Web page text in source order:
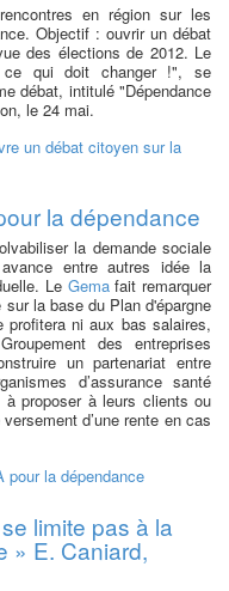
en région sur les
Objectif : ouvrir un débat
des élections de 2012. Le
ce qui doit changer !", se
débat, intitulé "Dépendance
le 24 mai.
un débat citoyen sur la
la dépendance
la demande sociale
entre autres idée la
Le Gemafait remarquer
la base du Plan d'épargne
profitera ni aux bas salaires,
des entreprises
un partenariat entre
d’assurance santé
à proposer à leurs clients ou
d’une rente en cas
pour la dépendance
limite pas à la
» E. Caniard,